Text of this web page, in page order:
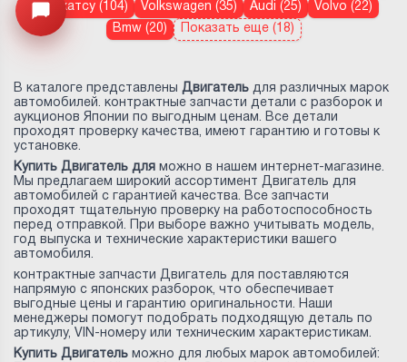
Открыть меню
Дайхатсу (104)
Volkswagen (35) Audi (25)
Volvo (22)
Bmw (20)
Показать еще (18)
В каталоге представлены Двигатель для различных марок
автомобилей. контрактные запчасти детали с разборок и
аукционов Японии по выгодным ценам. Все детали
проходят проверку качества, имеют гарантию и готовы к
установке.
Купить Двигатель для
можно в нашем интернет-магазине.
Мы предлагаем широкий ассортимент Двигатель для
автомобилей с гарантией качества. Все запчасти
проходят тщательную проверку на работоспособность
перед отправкой. При выборе важно учитывать модель,
год выпуска и технические характеристики вашего
автомобиля.
контрактные запчасти Двигатель для
поставляются
напрямую с японских разборок, что обеспечивает
выгодные цены и гарантию оригинальности. Наши
менеджеры помогут подобрать подходящую деталь по
артикулу, VIN-номеру или техническим характеристикам.
Купить Двигатель можно для любых марок автомобилей: